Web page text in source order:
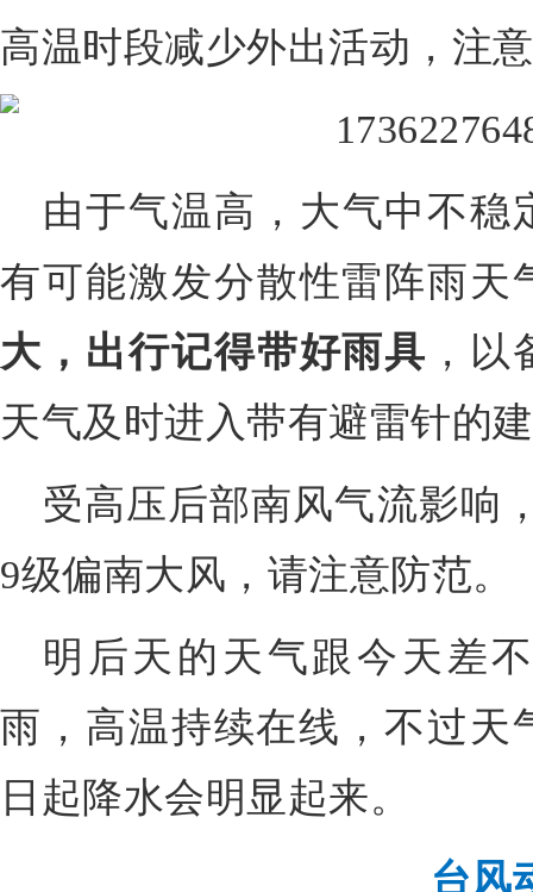
高温时段减少外出活动，注
由于气温高，大气中不稳
有可能激发分散性雷阵雨天
大，出行记得带好雨具 ，
天气及时进入带有避雷针的
受高压后部南风气流影响
9级偏南大风，请注意防范。
明后天的天气跟今天差
雨，高温持续在线，不过天
日起降水会明显起来。
台风